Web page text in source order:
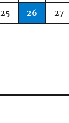
25 26 27